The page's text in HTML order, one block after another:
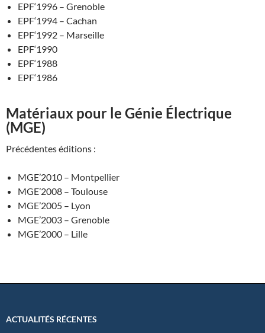
EPF‘1996 – Grenoble
EPF‘1994 – Cachan
EPF‘1992 – Marseille
EPF‘1990
EPF‘1988
EPF‘1986
Matériaux pour le Génie Électrique
(MGE)
Précédentes éditions :
MGE’2010 – Montpellier
MGE’2008 – Toulouse
MGE’2005 – Lyon
MGE’2003 – Grenoble
MGE’2000 – Lille
ACTUALITÉS RÉCENTES